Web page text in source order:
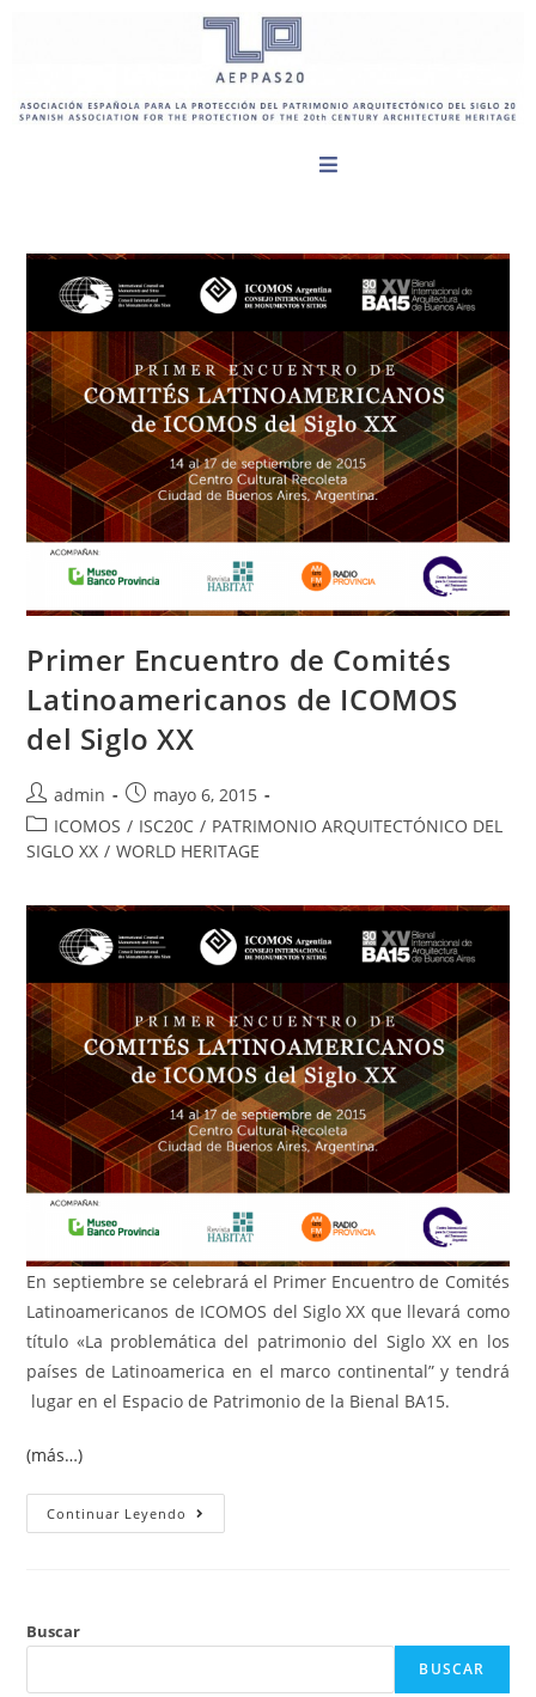
Primer Encuentro de Comités
Latinoamericanos de ICOMOS
del Siglo XX
admin
mayo 6, 2015
ICOMOS / ISC20C / PATRIMONIO ARQUITECTÓNICO DEL
SIGLO XX / WORLD HERITAGE
En septiembre se celebrará el Primer Encuentro de Comités
Latinoamericanos de ICOMOS del Siglo XX que llevará como
título «La problemática del patrimonio del Siglo XX en los
países de Latinoamerica en el marco continental” y tendrá
lugar en el Espacio de Patrimonio de la Bienal BA15.
(más…)
Continuar Leyendo
Buscar
BUSCAR